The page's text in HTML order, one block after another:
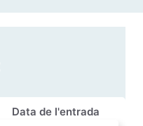
Data de l'entrada